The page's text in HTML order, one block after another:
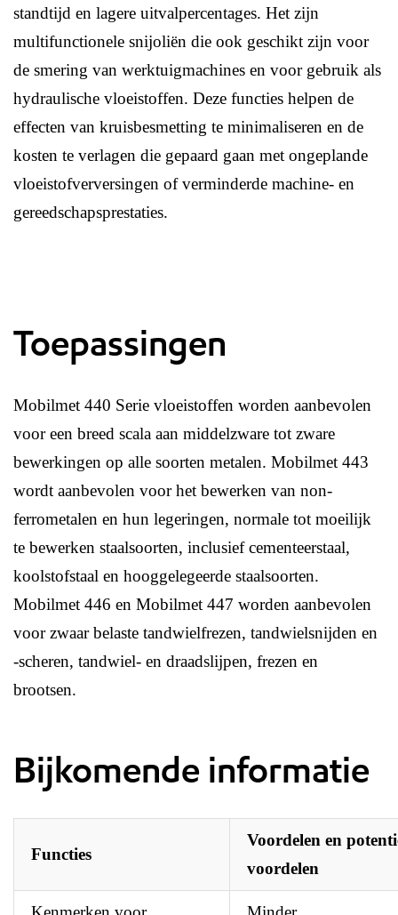
standtijd en lagere uitvalpercentages. Het zijn
multifunctionele snijoliën die ook geschikt zijn voor
de smering van werktuigmachines en voor gebruik als
hydraulische vloeistoffen. Deze functies helpen de
effecten van kruisbesmetting te minimaliseren en de
kosten te verlagen die gepaard gaan met ongeplande
vloeistofverversingen of verminderde machine- en
gereedschapsprestaties.
Toepassingen
Mobilmet 440 Serie vloeistoffen worden aanbevolen
voor een breed scala aan middelzware tot zware
bewerkingen op alle soorten metalen. Mobilmet 443
wordt aanbevolen voor het bewerken van non-
ferrometalen en hun legeringen, normale tot moeilijk
te bewerken staalsoorten, inclusief cementeerstaal,
koolstofstaal en hooggelegeerde staalsoorten.
Mobilmet 446 en Mobilmet 447 worden aanbevolen
voor zwaar belaste tandwielfrezen, tandwielsnijden en
-scheren, tandwiel- en draadslijpen, frezen en
brootsen.
Bijkomende informatie
Functies
Voordelen en
voordelen